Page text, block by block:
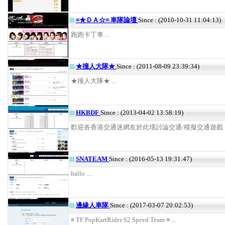
≡★ＤＡ☆≡ 車隊論壇 Since : (2010-10-31 11:04:13)
跑跑卡丁車 ...
★撞人大隊★ Since : (2011-08-09 23:39:34)
★撞人大隊★ ...
HKBDF Since : (2013-04-02 13:58:19)
歡迎各香港交通迷網友於此壇討論交通/模擬交通遊戲
SNATEAM Since : (2016-05-13 19:31:47)
hallo ...
邊緣人車隊Since : (2017-03-07 20:02:53)
≡ TF PopKartRider S2 Speed Team ≡ ...